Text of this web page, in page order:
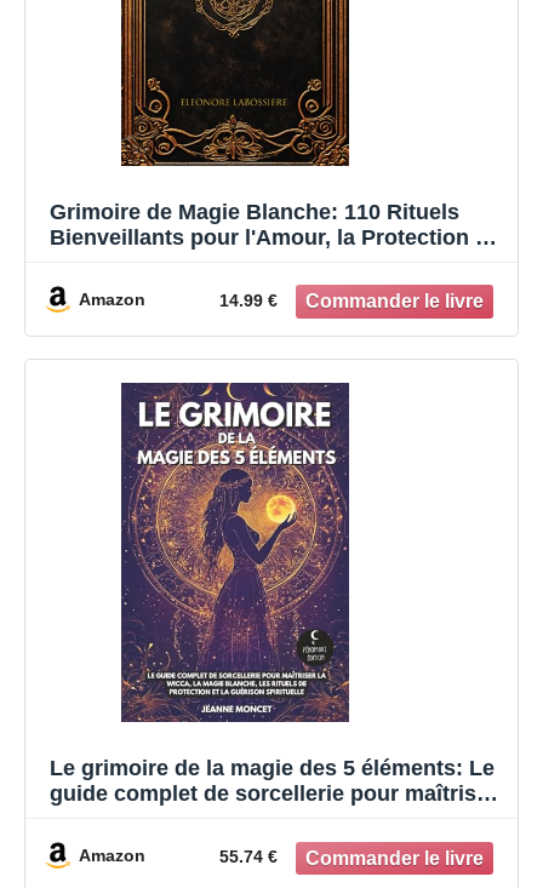
Grimoire de Magie Blanche: 110 Rituels
Bienveillants pour l'Amour, la Protection et
Amazon 14.99 €
Le grimoire de la magie des 5 éléments: Le
guide complet de sorcellerie pour maîtriser
protection et la guérison spirituelle
Amazon 55.74 €